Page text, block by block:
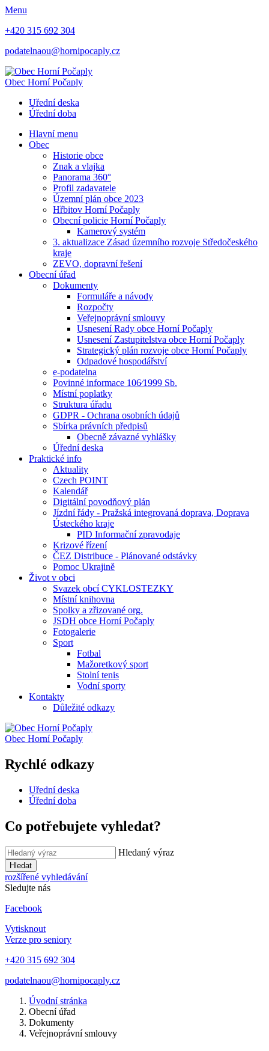
Menu
+420 315 692 304
podatelnaou@hornipocaply.cz
Obec Horní Počaply
Uřední deska
Úřední doba
Hlavní menu
Obec
Historie obce
Znak a vlajka
Panorama 360°
Profil zadavatele
Územní plán obce 2023
Hřbitov Horní Počaply
Obecní policie Horní Počaply
Kamerový systém
3. aktualizace Zásad územního rozvoje Středočeského
kraje
ZEVO, dopravní řešení
Obecní úřad
Dokumenty
Formuláře a návody
Rozpočty
Veřejnoprávní smlouvy
Usnesení Rady obce Horní Počaply
Usnesení Zastupitelstva obce Horní Počaply
Strategický plán rozvoje obce Horní Počaply
Odpadové hospodářství
e-podatelna
Povinné informace 106⁄1999 Sb.
Místní poplatky
Struktura úřadu
GDPR - Ochrana osobních údajů
Sbírka právních předpisů
Obecně závazné vyhlášky
Úřední deska
Praktické info
Aktuality
Czech POINT
Kalendář
Digitální povodňový plán
Jízdní řády - Pražská integrovaná doprava, Doprava
Ústeckého kraje
PID Informační zpravodaje
Krizové řízení
ČEZ Distribuce - Plánované odstávky
Pomoc Ukrajině
Život v obci
Svazek obcí CYKLOSTEZKY
Místní knihovna
Spolky a zřizované org.
JSDH obce Horní Počaply
Fotogalerie
Sport
Fotbal
Mažoretkový sport
Stolní tenis
Vodní sporty
Kontakty
Důležité odkazy
Obec Horní Počaply
Rychlé odkazy
Uřední deska
Úřední doba
Co potřebujete vyhledat?
Hledaný výraz
Hledat
rozšířené vyhledávání
Sledujte nás
Facebook
Vytisknout
Verze pro seniory
+420 315 692 304
podatelnaou@hornipocaply.cz
Úvodní stránka
Obecní úřad
Dokumenty
Veřejnoprávní smlouvy